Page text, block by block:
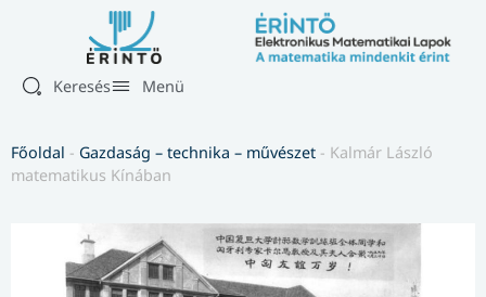
Keresés Menü
Főoldal - Gazdaság – technika – művészet - Kalmár László
matematikus Kínában